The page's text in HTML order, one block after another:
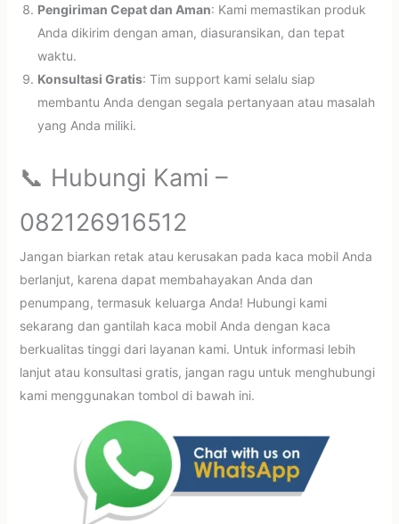
Pengiriman Cepat dan Aman: Kami memastikan produk
Anda dikirim dengan aman, diasuransikan, dan tepat
waktu.
Konsultasi Gratis: Tim support kami selalu siap
membantu Anda dengan segala pertanyaan atau masalah
yang Anda miliki.
📞 Hubungi Kami –
082126916512
Jangan biarkan retak atau kerusakan pada kaca mobil Anda
berlanjut, karena dapat membahayakan Anda dan
penumpang, termasuk keluarga Anda! Hubungi kami
sekarang dan gantilah kaca mobil Anda dengan kaca
berkualitas tinggi dari layanan kami. Untuk informasi lebih
lanjut atau konsultasi gratis, jangan ragu untuk menghubungi
kami menggunakan tombol di bawah ini.